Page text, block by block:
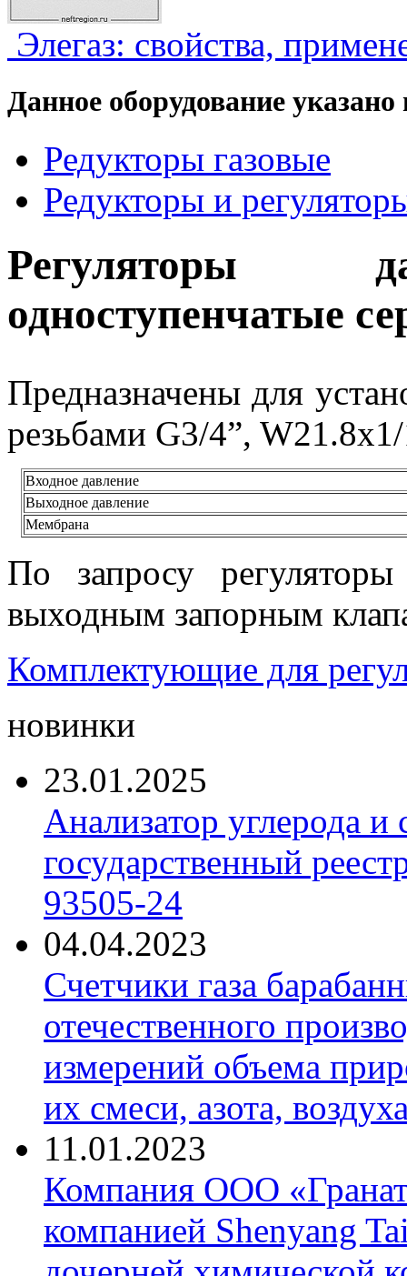
Элегаз: свойства,
Данное оборудование
Редукторы газовые
Редукторы и
Регуляторы
одноступенчатые
Предназначены для
резьбами G3/4”,
Входное давление
Выходное давление
Мембрана
По запросу
выходным запорным
Комплектующие для
новинки
23.01.2025
Анализатор углерода
государственный
93505-24
04.04.2023
Счетчики газа
отечественного
измерений объема
их смеси, азота,
11.01.2023
Компания ООО
компанией Shenyang